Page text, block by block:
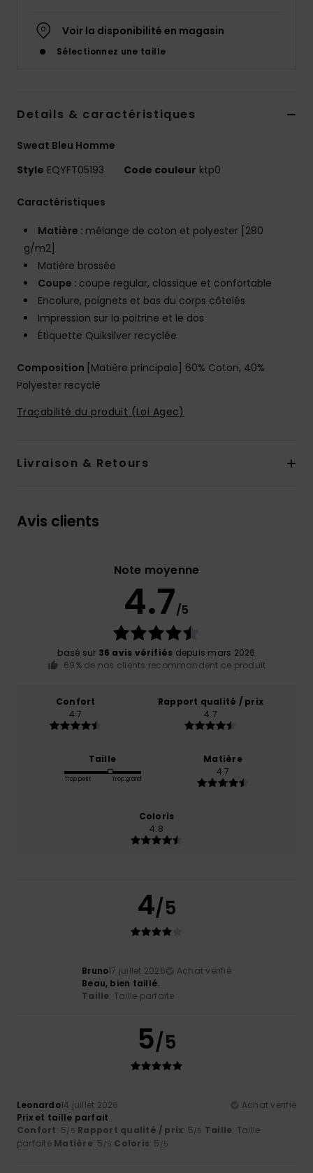
Voir la disponibilité en magasin
Sélectionnez une taille
Details & caractéristiques
Sweat Bleu Homme
Style EQYFT05193 Code couleur ktp0
Caractéristiques
Matière : mélange de coton et polyester [280
g/m2]
Matière brossée
Coupe : coupe regular, classique et confortable
Encolure, poignets et bas du corps côtelés
Impression sur la poitrine et le dos
Étiquette Quiksilver recyclée
Composition [Matière principale] 60% Coton, 40%
Polyester recyclé
Traçabilité du produit (Loi Agec)
Livraison & Retours
Avis clients
Note moyenne
4.7/5
basé sur 36 avis vérifiés depuis mars 2026
69% de nos clients recommandent ce produit
Confort
4.7
Rapport qualité / prix
4.7
Taille
Trop petit Trop grand
Matière
4.7
Coloris
4.8
4/5
Bruno17 juillet 2026
Achat vérifié
Beau, bien taillé.
Taille: Taille parfaite
5/5
Leonardo14 juillet 2026
Achat vérifié
Prix et taille parfait
Confort: 5/5 Rapport qualité / prix: 5/5 Taille: Taille
parfaite Matière: 5 /5 Coloris: 5 /5